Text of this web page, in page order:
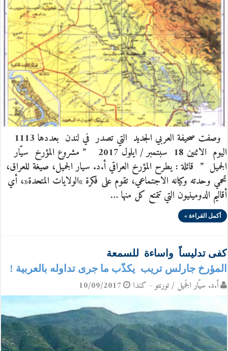
وصفت صحيفة العربي الجديد التي تصدر في لندن بعددها 1113
اليوم الاثنين 18 سبتمبر / ايلول 2017 ” مشروع المؤرخ سيّار
الجميل ” قائلة : يطرح المؤرخ العراقي أ.د. سيار الجميل، صيغة للعراق،
تحمي وحدته وكيانه الاجتماعي، تقوم على فكرة »الولايات المتحدة«، أي
أقاليم الدومينيون التي تتمتع كل منها …
أكمل القراءة »
كفى تدليساً واساءة للسمعة
المؤرخ جارلس تريب يكذّب ما جرى تداوله بالعربية !
أ.د. سيّار الجَميل / تورنتو - كندا 10/09/2017